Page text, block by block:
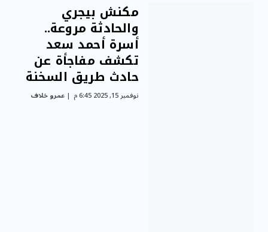
مكنش بيجري
والحادثة مروعة..
أسرة أحمد سعد
تكشف مفاجأة عن
حادث طريق السخنة
نوفمبر 15, 2025 6:45 م عمرو خلاف